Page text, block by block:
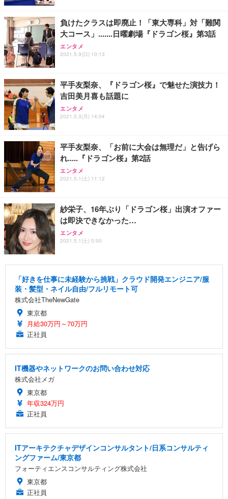
負けたクラスは即廃止！「東大専科」対「難関
大コース」.......日曜劇場『ドラゴン桜』第3話
エンタメ
2021.5.9(日) 10:13
平手友梨奈、『ドラゴン桜』で魅せた演技力！
吉田美月喜も話題に
エンタメ
2021.5.3(月) 14:04
平手友梨奈、「お前に大会は無理だ」と告げら
れ.....『ドラゴン桜』第2話
エンタメ
2021.5.1(土) 11:12
紗栄子、16年ぶり「ドラゴン桜」出演オファー
は即決できなかった…
エンタメ
2021.5.1(土) 5:00
「好きを仕事に未経験から挑戦」クラウド開発エンジニア/服
装・髪型・ネイル自由/フルリモート可
株式会社TheNewGate
東京都
月給30万円～70万円
正社員
IT機器やネットワークのお問い合わせ対応
株式会社メガ
東京都
年収324万円
正社員
ITアーキテクチャデザインコンサルタント/日系コンサルティ
ングファーム/東京都
フォーティエンスコンサルティング株式会社
東京都
正社員